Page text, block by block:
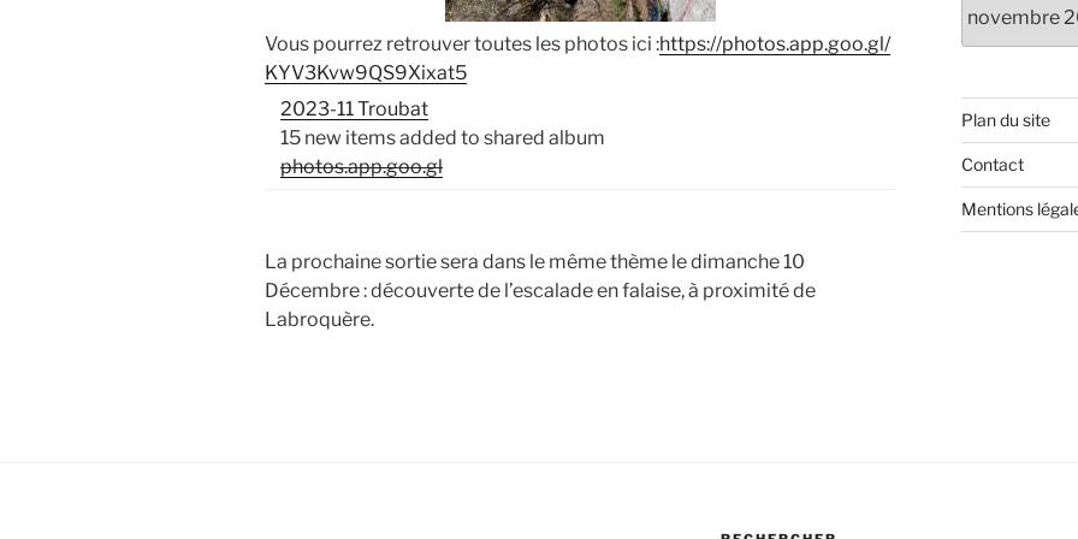
Vous pourrez retrouver toutes les photos ici :https://photos.app.goo.gl/
KYV3Kvw9QS9Xixat5
2023-11 Troubat
15 new items added to shared album
photos.app.goo.gl
La prochaine sortie sera dans le même thème le dimanche 10
Décembre : découverte de l’escalade en falaise, à proximité de
Labroquère.
articles
Plan du site
Contact
Mentions